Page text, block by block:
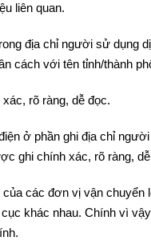
liên quan.
địa chỉ người sử
cách với tên tỉnh/thành
rõ ràng, dễ đọc.
ở phần ghi địa chỉ
ghi chính xác, rõ ràng,
các đơn vị vận chuyển
khác nhau. Chính vì